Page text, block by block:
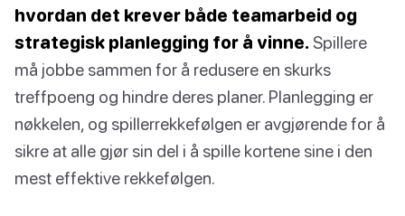
hvordan det krever både teamarbeid og
strategisk planlegging for å vinne. Spillere
må jobbe sammen for å redusere en skurks
treffpoeng og hindre deres planer. Planlegging er
nøkkelen, og spillerrekkefølgen er avgjørende for å
sikre at alle gjør sin del i å spille kortene sine i den
mest effektive rekkefølgen.